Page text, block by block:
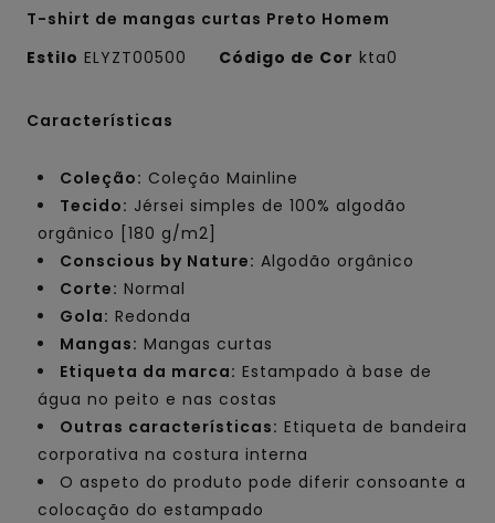
T-shirt de mangas curtas Preto Homem
Estilo ELYZT00500 Código de Cor kta0
Características
Coleção: Coleção Mainline
Tecido: Jérsei simples de 100% algodão
orgânico [180 g/m2]
Conscious by Nature: Algodão orgânico
Corte: Normal
Gola: Redonda
Mangas: Mangas curtas
Etiqueta da marca: Estampado à base de
água no peito e nas costas
Outras características: Etiqueta de bandeira
corporativa na costura interna
O aspeto do produto pode diferir consoante a
colocação do estampado